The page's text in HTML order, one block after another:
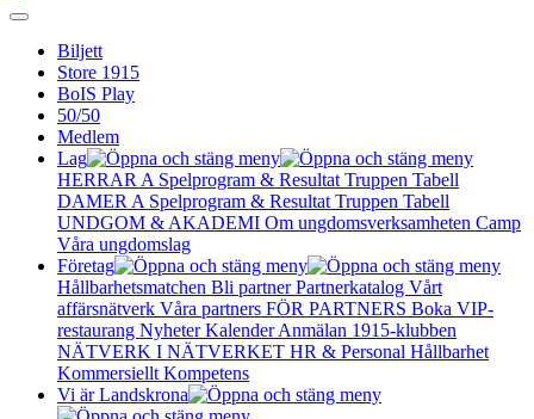
Biljett
Store 1915
BoIS Play
50/50
Medlem
Lag
HERRAR A Spelprogram & Resultat Truppen Tabell
DAMER A Spelprogram & Resultat Truppen Tabell
UNDGOM & AKADEMI Om ungdomsverksamheten Camp
Våra ungdomslag
Företag
Hållbarhetsmatchen Bli partnerPartnerkatalog Vårt
affärsnätverk Våra partners FÖR PARTNERS Boka VIP-
restaurang NyheterKalenderAnmälan 1915-klubben
NÄTVERK I NÄTVERKET HR & Personal Hållbarhet
Kommersiellt Kompetens
Vi är Landskrona